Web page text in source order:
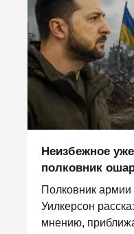
Неизбежное
полковник
Полковник
Уилкерсон
мнению,